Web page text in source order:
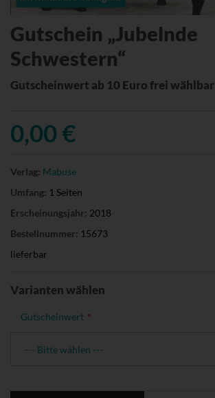
Gutschein „Jubelnde
Schwestern“
Gutscheinwert ab 10 Euro frei wählbar
0,00 €
Verlag: Mabuse
Umfang: 1 Seiten
Erscheinungsjahr: 2018
Bestellnummer: 15673
lieferbar
Varianten wählen
Gutscheinwert